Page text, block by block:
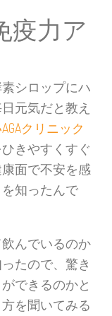
疫力ア
シロップにハ
元気だと教え
クリニック
きやすくすぐ
面で不安を感
知ったんで
んでいるのか
たので、驚き
できるのかと
を聞いてみる